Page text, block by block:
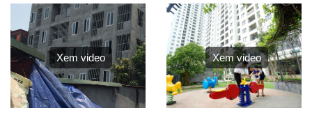
Xem video Xem video